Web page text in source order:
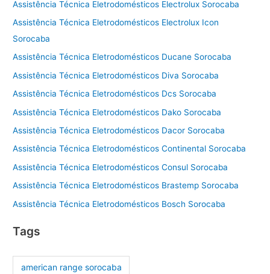
Assistência Técnica Eletrodomésticos Electrolux Sorocaba
Assistência Técnica Eletrodomésticos Electrolux Icon
Sorocaba
Assistência Técnica Eletrodomésticos Ducane Sorocaba
Assistência Técnica Eletrodomésticos Diva Sorocaba
Assistência Técnica Eletrodomésticos Dcs Sorocaba
Assistência Técnica Eletrodomésticos Dako Sorocaba
Assistência Técnica Eletrodomésticos Dacor Sorocaba
Assistência Técnica Eletrodomésticos Continental Sorocaba
Assistência Técnica Eletrodomésticos Consul Sorocaba
Assistência Técnica Eletrodomésticos Brastemp Sorocaba
Assistência Técnica Eletrodomésticos Bosch Sorocaba
Tags
american range sorocaba